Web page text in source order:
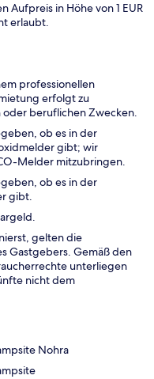
Aufpreis in Höhe von 1 EUR
erlaubt.
professionellen
erfolgt zu
beruflichen Zwecken.
ob es in der
gibt; wir
Melder mitzubringen.
ob es in der
gibt.
gelten die
Gastgebers. Gemäß den
unterliegen
nicht dem
Nohra